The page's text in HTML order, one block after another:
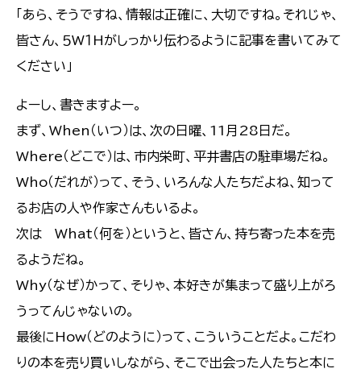
「あら、そうですね、情報は正確に、大切ですね。それじゃ、
皆さん、５W１Hがしっかり伝わるように記事を書いてみて
ください」
よーし、書きますよー。
まず、When（いつ）は、次の日曜、11月28日だ。
Where（どこで）は、市内栄町、平井書店の駐車場だね。
Who（だれが）って、そう、いろんな人たちだよね、知って
るお店の人や作家さんもいるよ。
次は What（何を）というと、皆さん、持ち寄った本を売
るようだね。
Why（なぜ）かって、そりゃ、本好きが集まって盛り上がろ
うってんじゃないの。
最後にHow（どのように）って、こういうことだよ。こだわ
りの本を売り買いしながら、そこで出会った人たちと本に